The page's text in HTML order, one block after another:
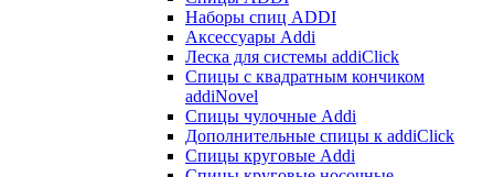
Наборы спиц ADDI
Аксессуары Addi
Леска для системы addiClick
Спицы с квадратным кончиком
addiNovel
Спицы чулочные Addi
Дополнительные спицы к addiClick
Спицы круговые Addi